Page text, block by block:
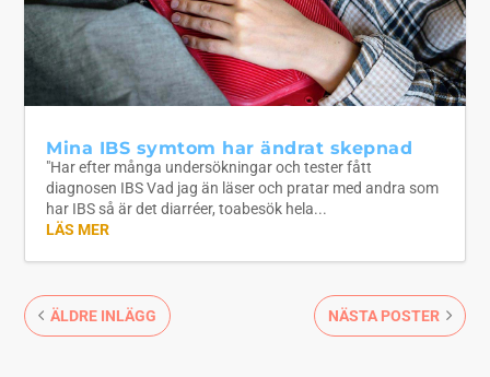
Mina IBS symtom har ändrat skepnad
"Har efter många undersökningar och tester fått
diagnosen IBS Vad jag än läser och pratar med andra som
har IBS så är det diarréer, toabesök hela...
LÄS MER
ÄLDRE INLÄGG NÄSTA POSTER